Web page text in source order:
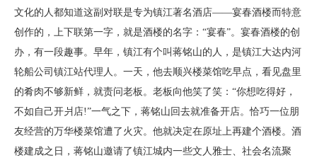
文化的人都知道这副对联是专为镇江著名酒店——宴春酒楼而特意
创作的，上下联第一字，就是酒楼的名字：“宴春”。宴春酒楼的创
办，有一段趣事。早年，镇江有个叫蒋铭山的人，是镇江大达内河
轮船公司镇江站代理人。一天，他去顺兴楼菜馆吃早点，看见盘里
的肴肉不够新鲜，就责问老板。老板向他笑了笑：“你想吃得好，
不如自己开爿店!”一气之下，蒋铭山回去就准备开店。恰巧一位朋
友经营的万华楼菜馆遭了火灾。他就决定在原址上再建个酒楼。酒
楼建成之日，蒋铭山邀请了镇江城内一些文人雅士、社会名流聚